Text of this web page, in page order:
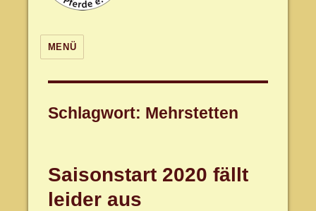
MENÜ
Schlagwort: Mehrstetten
Saisonstart 2020 fällt
leider aus